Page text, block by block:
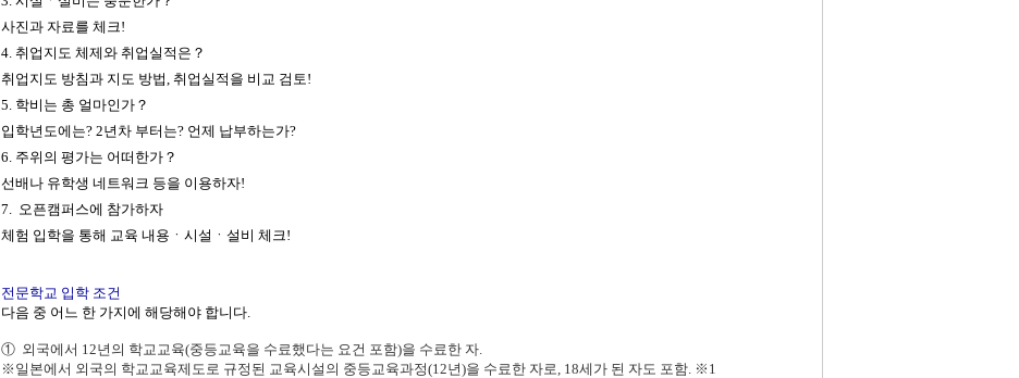
사진과 자료를 체크!
4. 취업지도 체제와 취업실적은？
취업지도 방침과 지도 방법, 취업실적을 비교 검토!
5. 학비는 총 얼마인가？
입학년도에는? 2년차 부터는? 언제 납부하는가?
6. 주위의 평가는 어떠한가？
선배나 유학생 네트워크 등을 이용하자!
7. 오픈캠퍼스에 참가하자
체험 입학을 통해 교육 내용ㆍ시설ㆍ설비 체크!
전문학교 입학 조건
다음 중 어느 한 가지에 해당해야 합니다.
① 외국에서 12년의 학교교육(중등교육을 수료했다는 요건 포함)을 수료한 자.
※일본에서 외국의 학교교육제도로 규정된 교육시설의 중등교육과정(12년)을 수료한 자로, 18세가 된 자도 포함. ※1